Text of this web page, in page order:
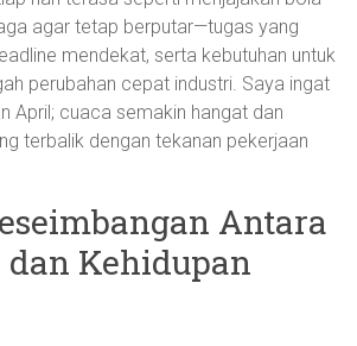
agar tetap berputar—tugas yang
mendekat, serta kebutuhan untuk
perubahan cepat industri. Saya ingat
April; cuaca semakin hangat dan
terbalik dengan tekanan pekerjaan
Antara
Kehidupan